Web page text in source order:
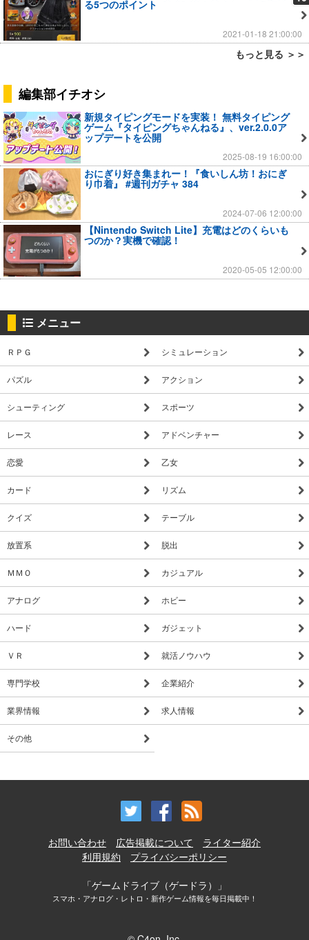
る5つのポイント
2021-01-18 21:00:00
もっと見る ＞＞
編集部イチオシ
新規タイピングモードを実装！ 無料タイピング
ゲーム『タイピングちゃんねる』、ver.2.0.0ア
ップデートを公開
2025-08-19 16:00:00
おにぎり好き集まれー！『食いしん坊！おにぎ
り巾着』 #週刊ガチャ 384
2024-07-06 12:00:00
【Nintendo Switch Lite】充電はどのくらいも
つのか？実機で確認！
2020-05-05 12:00:00
メニュー
ＲＰＧ シミュレーション
パズル アクション
シューティング スポーツ
レース アドベンチャー
恋愛 乙女
カード リズム
クイズ テーブル
放置系 脱出
ＭＭＯ カジュアル
アナログ ホビー
ハード ガジェット
ＶＲ 就活ノウハウ
専門学校 企業紹介
業界情報 求人情報
その他
お問い合わせ 広告掲載について
ライター紹介
利用規約
プライバシーポリシー
「ゲームドライブ（ゲードラ）」
スマホ・アナログ・レトロ・新作ゲーム情報を毎日掲載中！